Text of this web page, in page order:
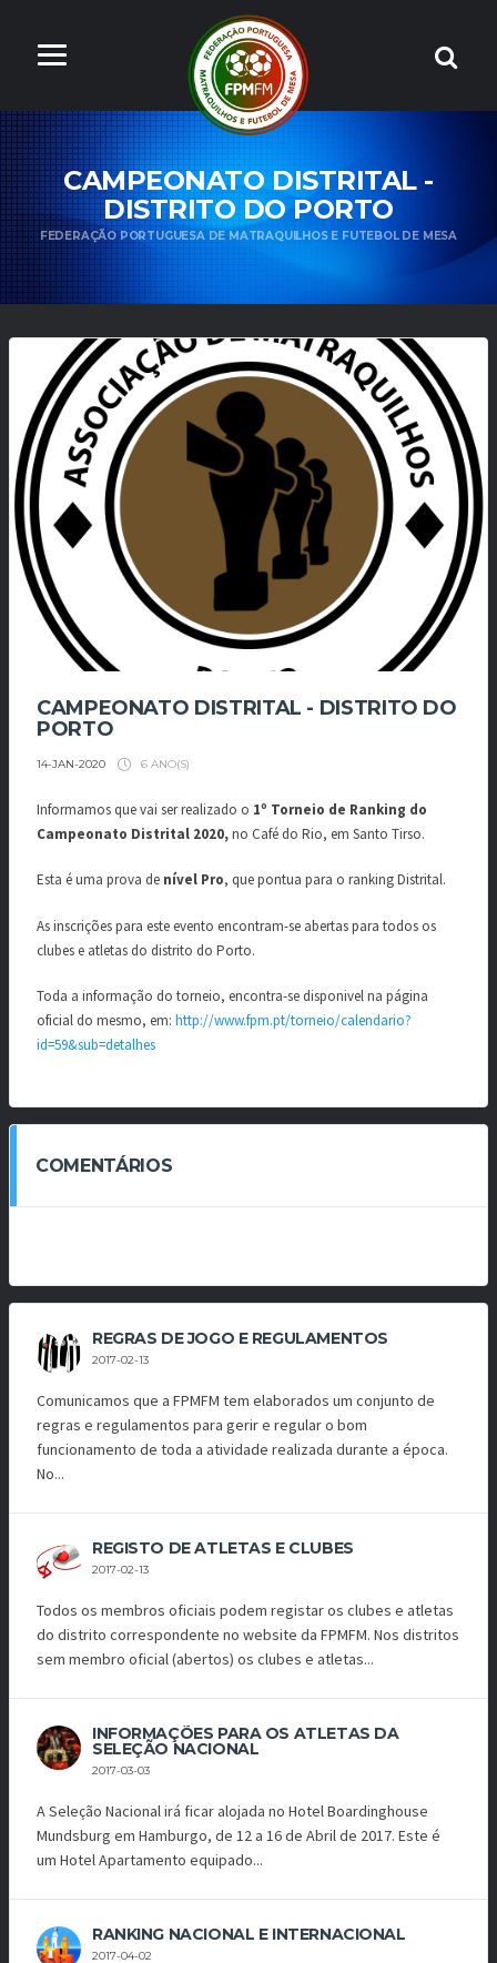
CAMPEONATO DISTRITAL -
DISTRITO DO PORTO
FEDERAÇÃO PORTUGUESA DE MATRAQUILHOS E FUTEBOL DE MESA
CAMPEONATO DISTRITAL - DISTRITO DO
PORTO
14-JAN-2020 6 ANO(S)
Informamos que vai ser realizado o 1º Torneio de Ranking do
Campeonato Distrital 2020,no Café do Rio, em Santo Tirso.
Esta é uma prova de nível Pro, que pontua para o ranking Distrital.
As inscrições para este evento encontram-se abertas para todos os
clubes e atletas do distrito do Porto.
Toda a informação do torneio, encontra-se disponivel na página
oficial do mesmo, em: http://www.fpm.pt/torneio/calendario?
id=59&sub=detalhes
COMENTÁRIOS
REGRAS DE JOGO E REGULAMENTOS
2017-02-13
Comunicamos que a FPMFM tem elaborados um conjunto de
regras e regulamentos para gerir e regular o bom
funcionamento de toda a atividade realizada durante a época.
No...
REGISTO DE ATLETAS E CLUBES
2017-02-13
Todos os membros oficiais podem registar os clubes e atletas
do distrito correspondente no website da FPMFM. Nos distritos
sem membro oficial (abertos) os clubes e atletas...
INFORMAÇÕES PARA OS ATLETAS DA
SELEÇÃO NACIONAL
2017-03-03
A Seleção Nacional irá ficar alojada no Hotel Boardinghouse
Mundsburg em Hamburgo, de 12 a 16 de Abril de 2017. Este é
um Hotel Apartamento equipado...
RANKING NACIONAL E INTERNACIONAL
2017-04-02